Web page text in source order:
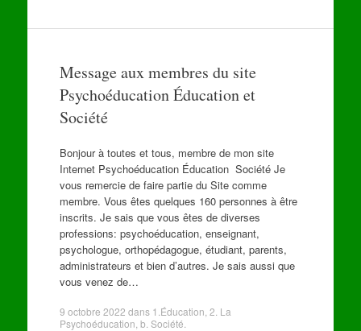
Message aux membres du site
Psychoéducation Éducation et
Société
Bonjour à toutes et tous, membre de mon site
Internet Psychoéducation Éducation Société Je
vous remercie de faire partie du Site comme
membre. Vous êtes quelques 160 personnes à être
inscrits. Je sais que vous êtes de diverses
professions: psychoéducation, enseignant,
psychologue, orthopédagogue, étudiant, parents,
administrateurs et bien d’autres. Je sais aussi que
vous venez de…
9 octobre 2022 dans 1.Éducation 2. La
Psychoéducation b. Société